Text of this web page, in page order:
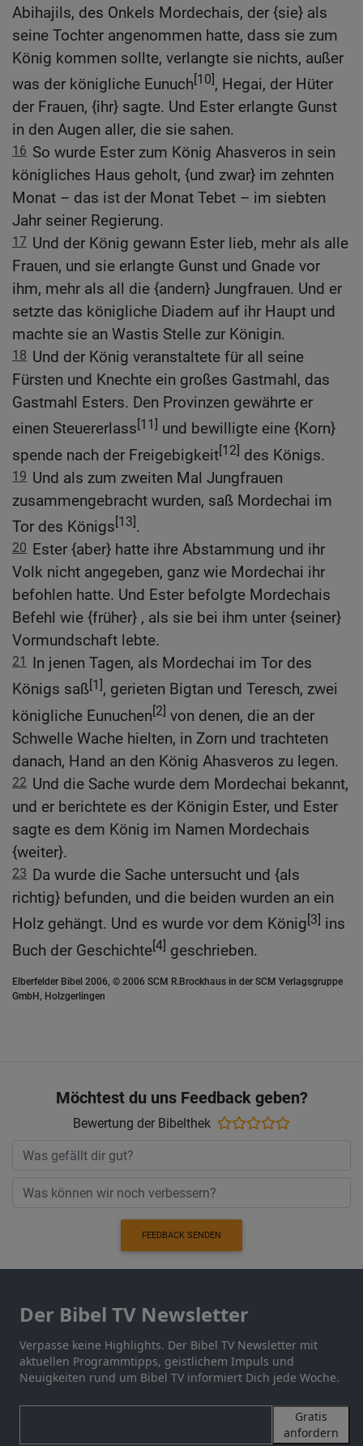
Abihajils, des Onkels Mordechais, der {sie} als
seine Tochter angenommen hatte, dass sie zum
König kommen sollte, verlangte sie nichts, außer
was der königliche Eunuch[10], Hegai, der Hüter
der Frauen, {ihr} sagte. Und Ester erlangte Gunst
in den Augen aller, die sie sahen.
16 So wurde Ester zum König Ahasveros in sein
königliches Haus geholt, {und zwar} im zehnten
Monat – das ist der Monat Tebet – im siebten
Jahr seiner Regierung.
17 Und der König gewann Ester lieb, mehr als alle
Frauen, und sie erlangte Gunst und Gnade vor
ihm, mehr als all die {andern} Jungfrauen. Und er
setzte das königliche Diadem auf ihr Haupt und
machte sie an Wastis Stelle zur Königin.
18 Und der König veranstaltete für all seine
Fürsten und Knechte ein großes Gastmahl, das
Gastmahl Esters. Den Provinzen gewährte er
einen Steuererlass[11] und bewilligte eine {Korn}
spende nach der Freigebigkeit[12] des Königs.
19 Und als zum zweiten Mal Jungfrauen
zusammengebracht wurden, saß Mordechai im
Tor des Königs[13].
20 Ester {aber} hatte ihre Abstammung und ihr
Volk nicht angegeben, ganz wie Mordechai ihr
befohlen hatte. Und Ester befolgte Mordechais
Befehl wie {früher} , als sie bei ihm unter {seiner}
Vormundschaft lebte.
21
In jenen Tagen, als Mordechai im Tor des
Königs saß[1], gerieten Bigtan und Teresch, zwei
königliche Eunuchen[2] von denen, die an der
Schwelle Wache hielten, in Zorn und trachteten
danach, Hand an den König Ahasveros zu legen.
22 Und die Sache wurde dem Mordechai bekannt,
und er berichtete es der Königin Ester, und Ester
sagte es dem König im Namen Mordechais
{weiter}.
23 Da wurde die Sache untersucht und {als
richtig} befunden, und die beiden wurden an ein
Holz gehängt. Und es wurde vor dem König[3] ins
Buch der Geschichte[4] geschrieben.
Elberfelder Bibel 2006, © 2006 SCM R.Brockhaus in der SCM Verlagsgruppe
GmbH, Holzgerlingen
Möchtest du uns Feedback geben?
Bewertung der Bibelthek
FEEDBACK SENDEN
Der Bibel TV Newsletter
Verpasse keine Highlights. Der Bibel TV Newsletter mit
aktuellen Programmtipps, geistlichem Impuls und
Neuigkeiten rund um Bibel TV informiert Dich jede Woche.
Gratis
anfordern